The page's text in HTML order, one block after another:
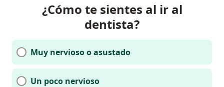
¿Cómo te sientes al ir al
dentista?
Muy nervioso o asustado
Un poco nervioso